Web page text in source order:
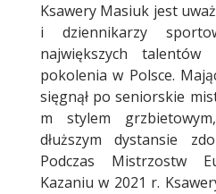
Ksawery Masiuk jest
i dziennikarzy
największych talentów
pokolenia w Polsce.
sięgnął po seniorskie
m stylem
dłuższym dystansie
Podczas Mistrzostw
Kazaniu w 2021 r.